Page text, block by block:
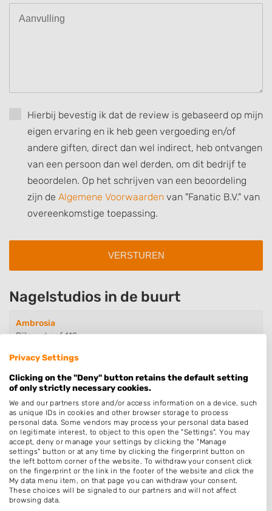
Hierbij bevestig ik dat de review is gebaseerd op mijn
eigen ervaring en ik heb geen vergoeding en/of
andere giften, direct dan wel indirect, heb ontvangen
van een persoon dan wel derden, om dit bedrijf te
beoordelen. Op het schrijven van een beoordeling
zijn de Algemene Voorwaarden van "Fanatic B.V." van
overeenkomstige toepassing.
Nagelstudios in de buurt
Ambrosia
Bijlmerdreef 119
Op 1,40 km afstand
Luxury Nailstudio
Breedstraat 12
1381BX Weesp
Op 5,19 km afstand
JV Nails
Coen van Boshuizenlaan 51
Privacy Settings
Clicking on the "Deny" button retains the default setting
of only strictly necessary cookies.
We and our partners store and/or access information on a device, such
as unique IDs in cookies and other browser storage to process
personal data. Some vendors may process your personal data based
on legitimate interest, to object to this open the "Settings". You may
accept, deny or manage your settings by clicking the "Manage
settings" button or at any time by clicking the fingerprint button on
the left bottom corner of the website. To withdraw your consent click
on the fingerprint or the link in the footer of the website and click the
My data menu item, on that page you can withdraw your consent.
These choices will be signaled to our partners and will not affect
browsing data.